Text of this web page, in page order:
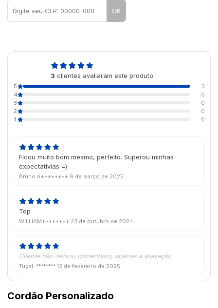
OK
3 clientes avaliaram este produto
5
3
4
0
3
0
2
0
1
0
Ficou muito bom mesmo, perfeito. Superou minhas
expectativias =)
Bruno A******** 9 de março de 2025
Top
WILLIAM******** 23 de outubro de 2024
Cliente não deixou comentário, apenas a avaliação
Tugal. ******** 12 de fevereiro de 2025
Cordão Personalizado